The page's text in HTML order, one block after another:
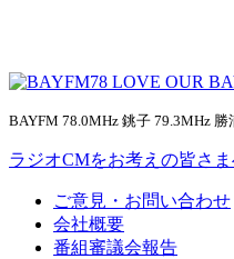
BAYFM 78.0MHz 銚子 79.3MHz
ラジオCMをお考えの皆さ
ご意見・お問い合わせ
会社概要
番組審議会報告